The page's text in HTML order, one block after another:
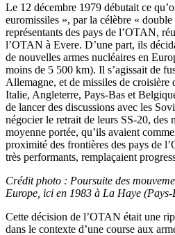
Le 12 décembre 1979 débutait ce
euromissiles », par la célèbre «
représentants des pays de l’OTAN,
l’OTAN à Evere. D’une part, ils
de nouvelles armes nucléaires en
moins de 5 500 km). Il s’agissait de
Allemagne, et de missiles de croisière
Italie, Angleterre, Pays-Bas et
de lancer des discussions avec les
négocier le retrait de leurs SS-20, des
moyenne portée, qu’ils avaient
proximité des frontières des pays de
très performants, remplaçaient
Crédit photo : Poursuite des
Europe, ici en 1983 à La Haye (Pays-
Cette décision de l’OTAN était une
dans le contexte d’une course aux